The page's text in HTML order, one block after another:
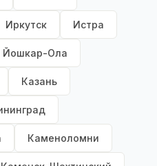
Иркутск Истра
Йошкар-Ола
Казань
Каменоломни